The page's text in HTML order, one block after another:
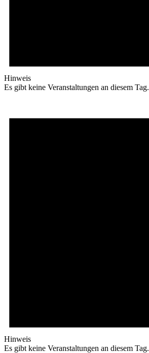
Hinweis
Es gibt keine Veranstaltungen an diesem Tag.
Hinweis
Es gibt keine Veranstaltungen an diesem Tag.